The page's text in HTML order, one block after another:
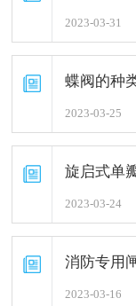
2023-03-31
蝶阀的种
2023-03-25
旋启式单
2023-03-24
消防专用
2023-03-16